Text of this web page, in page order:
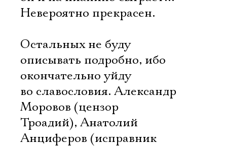
Невероятно прекрасен.
Остальных не буду
описывать подробно, ибо
окончательно уйду
во славословия. Александр
Моровов (цензор
Троадий), Анатолий
Анциферов (исправник